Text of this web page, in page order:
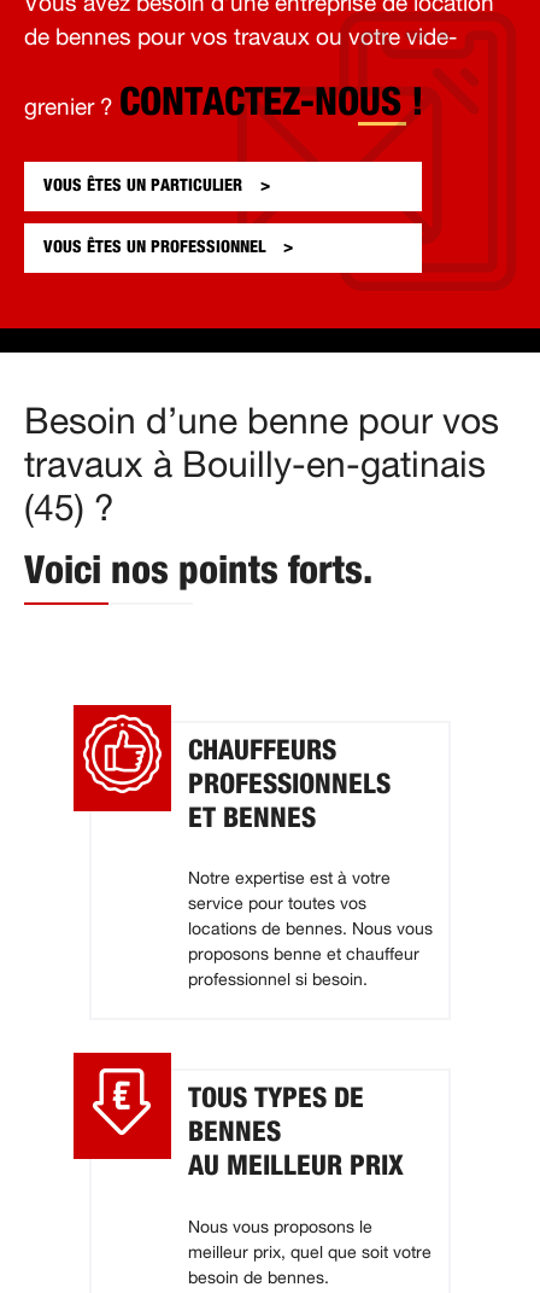
de bennes pour vos travaux ou votre vide-
grenier ? CONTACTEZ-NOUS !
VOUS ÊTES UN PARTICULIER
VOUS ÊTES UN PROFESSIONNEL
Besoin d’une benne pour vos
travaux à Bouilly-en-gatinais
(45) ?
Voici nos points forts.
CHAUFFEURS
PROFESSIONNELS
ET BENNES
Notre expertise est à votre
service pour toutes vos
locations de bennes. Nous vous
proposons benne et chauffeur
professionnel si besoin.
TOUS TYPES DE
BENNES
AU MEILLEUR PRIX
Nous vous proposons le
meilleur prix, quel que soit votre
besoin de bennes.